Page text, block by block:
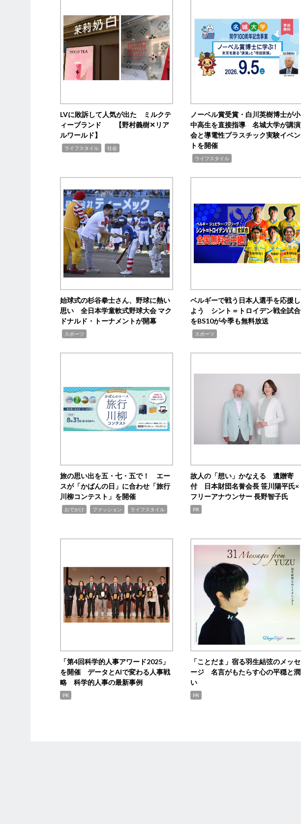
LVに敗訴して人気が出た ミルクテ
ィーブランド 【野村義樹✕リア
ルワールド】
ライフスタイル 社会
ノーベル賞受賞・白川英樹博士が小
中高生を直接指導 名城大学が講演
会と導電性プラスチック実験イベン
トを開催
ライフスタイル
始球式の杉谷拳士さん、野球に熱い
思い 全日本学童軟式野球大会 マク
ドナルド・トーナメントが開幕
スポーツ
ベルギーで戦う日本人選手を応援し
よう シント＝トロイデン戦全試合
をBS10が今季も無料放送
スポーツ
旅の思い出を五・七・五で！ エー
スが「かばんの日」に合わせ「旅行
川柳コンテスト」を開催
おでかけ ファッション ライフスタイル
故人の「想い」かなえる 遺贈寄
付 日本財団名誉会長 笹川陽平氏×
フリーアナウンサー 長野智子氏
PR
「第4回科学的人事アワード2025」
を開催 データとAIで変わる人事戦
略 科学的人事の最新事例
PR
「ことだま」宿る羽生結弦のメッセ
ージ 名言がもたらす心の平穏と潤
い
PR